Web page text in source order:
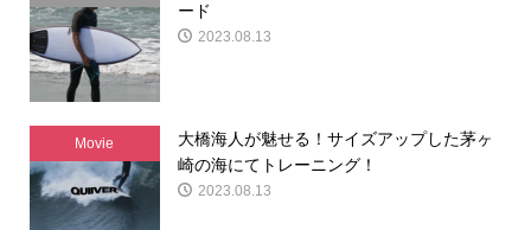
ード
2023.08.13
Movie
大橋海人が魅せる！サイズアップした茅ヶ
崎の海にてトレーニング！
2023.08.13